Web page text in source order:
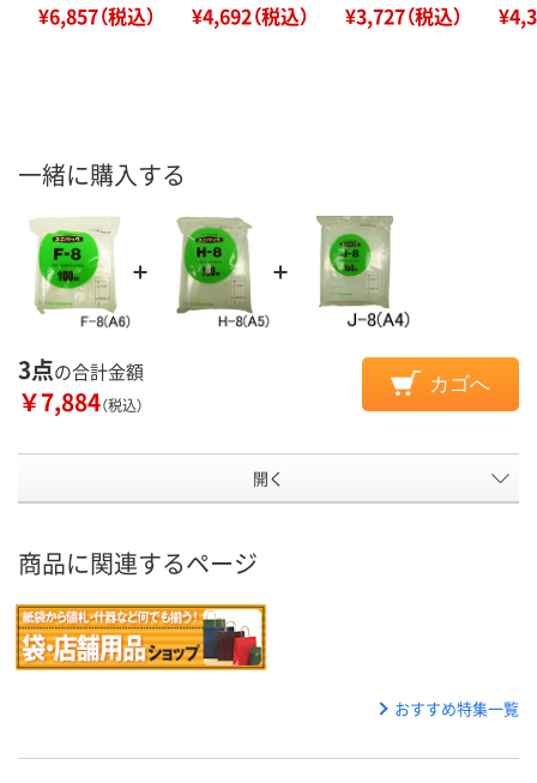
¥6,857（税込） ¥4,692（税込） ¥3,727（税込）
一緒に購入する
3点の合計金額
￥7,884（税込）
カゴへ
開く
商品に関連するページ
おすすめ特集一覧